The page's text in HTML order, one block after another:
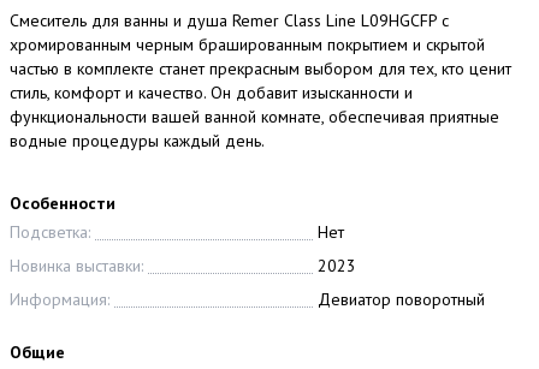
Смеситель для ванны и душа Remer Class Line L09HGCFP с
хромированным черным брашированным покрытием и скрытой
частью в комплекте станет прекрасным выбором для тех, кто ценит
стиль, комфорт и качество. Он добавит изысканности и
функциональности вашей ванной комнате, обеспечивая приятные
водные процедуры каждый день.
Особенности
Подсветка:
Нет
Новинка выставки:
2023
Информация:
Девиатор поворотный
Общие